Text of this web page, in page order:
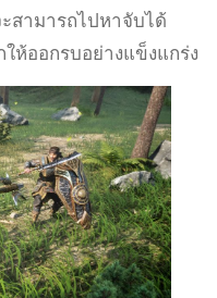
สามารถไปหาจับได้
ห้ออกรบอย่างแข็งแกร่ง